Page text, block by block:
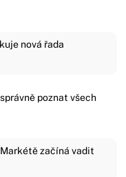
nová řada
poznat všech
začíná vadit